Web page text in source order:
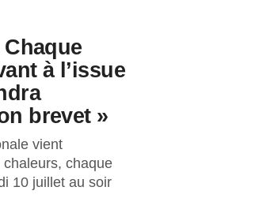
à l’issue
brevet »
vient
chaleurs, chaque
10 juillet au soir